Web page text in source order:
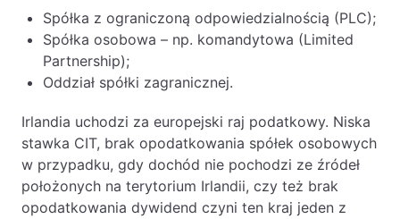
Spółka z ograniczoną odpowiedzialnością (PLC);
Spółka osobowa – np. komandytowa (Limited
Partnership);
Oddział spółki zagranicznej.
Irlandia uchodzi za europejski raj podatkowy. Niska
stawka CIT, brak opodatkowania spółek osobowych
w przypadku, gdy dochód nie pochodzi ze źródeł
położonych na terytorium Irlandii, czy też brak
opodatkowania dywidend czyni ten kraj jeden z